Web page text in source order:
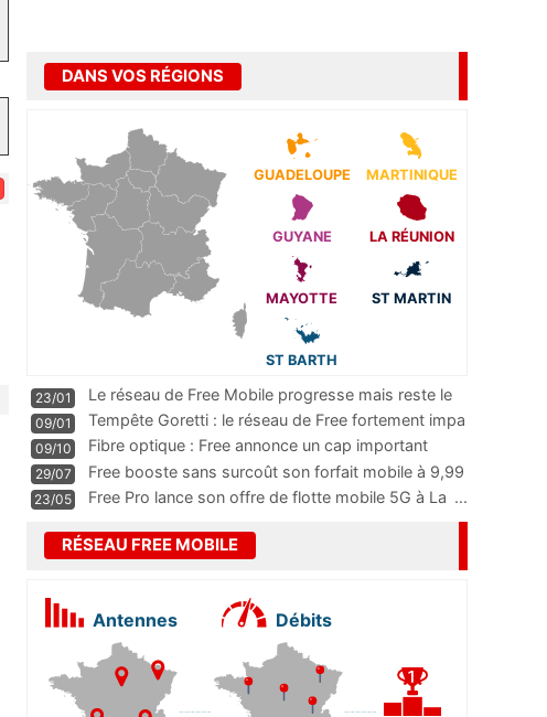
DANS VOS RÉGIONS
GUADELOUPE MARTINIQUE
GUYANE LA RÉUNION
MAYOTTE ST MARTIN
ST BARTH
23/01
Le réseau de Free Mobile progresse mais reste le
m
...
09/01
Tempête Goretti : le réseau de Free fortement impa
09/10
Fibre optique : Free annonce un cap important
pass
...
29/07
Free booste sans surcoût son forfait mobile à 9,99
23/05 Free Pro lance son offre de flotte mobile 5G à La ...
RÉSEAU FREE MOBILE
Antennes Débits